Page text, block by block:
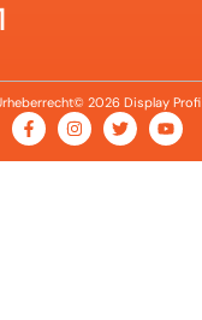
2026 Display Profi